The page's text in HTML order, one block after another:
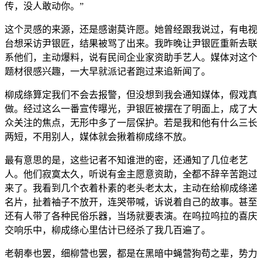
传，没人敢动你。”
这个灵感的来源，还是感谢莫许愿。她曾经跟我说过，有电视
台想采访尹银匠，结果被骂了出来。我昨晚让尹银匠重新去联
系他们，主动爆料，说有民间企业家资助手艺人。媒体对这个
题材很感兴趣，一大早就派记者跑过来追新闻了。
柳成绦算定我们不会去报警，但没想到我会通知媒体，假戏真
做。经过这么一番宣传曝光，尹银匠被摆在了明面上，成了大
众关注的焦点，无形中多了一层保护。若是我和他有什么三长
两短，不用别人，媒体就会揪着柳成绦不放。
最有意思的是，这些记者不知谁泄的密，还通知了几位老艺
人。他们寂寞太久，听说有金主愿意资助，全都不辞辛苦跑过
来了。我看到几个衣着朴素的老头老太太，主动在给柳成绦递
名片，扯着袖子不放开，连哭带喊，诉说着自己的故事。甚至
还有人带了各种民俗乐器，当场就要表演。在呜拉呜拉的喜庆
交响乐中，柳成绦心里估计已经杀了我几百遍了。
老朝奉也罢，细柳营也罢，都是在黑暗中蝇营狗苟之辈，势力